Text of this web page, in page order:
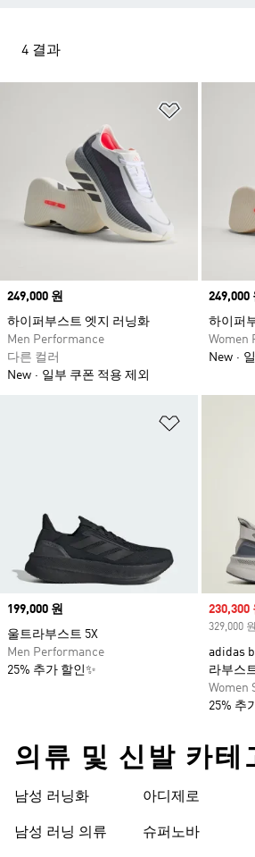
4 결과
Price
249,000 원
하이퍼부스트 엣지 러닝화
Men Performance
다른 컬러
New
일부 쿠폰 적용 제외
Price
249,000
하이퍼
Women
New
Price
199,000 원
울트라부스트 5X
Men Performance
25% 추가 할인✨
Sale
230,300
329,000
adidas
라부스
Women
25% 추
의류 및 신발 카테
남성 러닝화
남성 러닝 의류
아디제로
슈퍼노바